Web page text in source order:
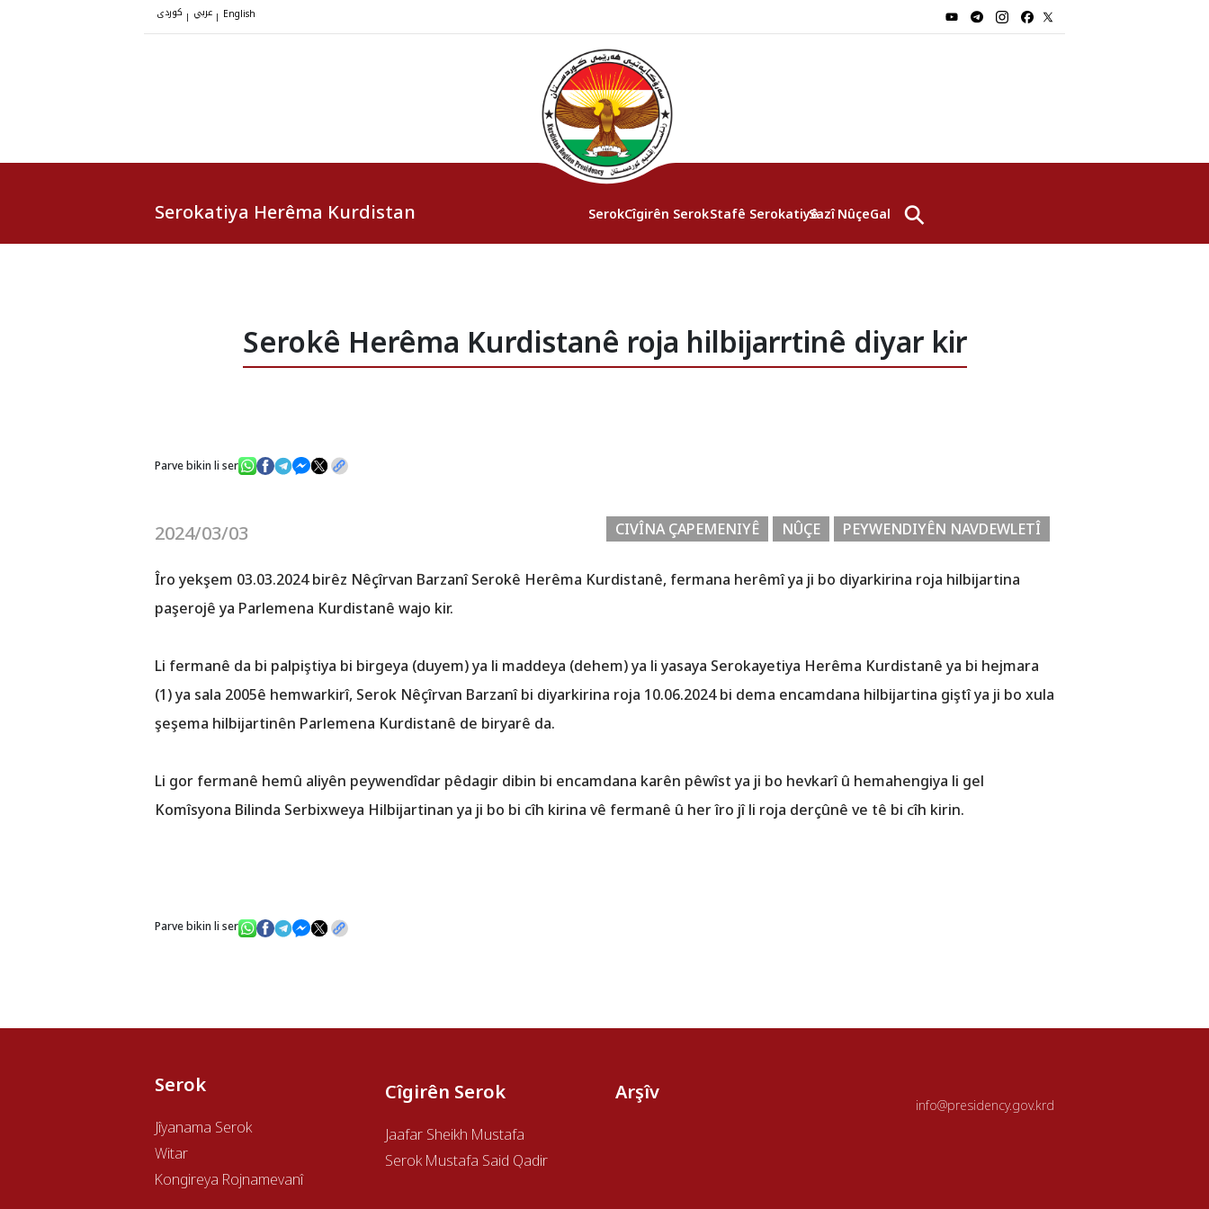
| | English
Serokatiya Herêma Kurdistan SerokCîgirên SerokStafê SerokatiyêSazî NûçeGalerî⚲
Serokê Herêma Kurdistanê roja hilbijarrtinê diyar kir
Parve bikin li ser
2024/03/03 PEYWENDIYÊN NAVDEWLETÎ
NÛÇE
CIVÎNA ÇAPEMENIYÊ
Îro yekşem 03.03.2024 birêz Nêçîrvan Barzanî Serokê Herêma Kurdistanê, fermana herêmî ya ji bo diyarkirina roja hilbijartina
paşerojê ya Parlemena Kurdistanê wajo kir.
Li fermanê da bi palpiştiya bi birgeya (duyem) ya li maddeya (dehem) ya li yasaya Serokayetiya Herêma Kurdistanê ya bi hejmara
(1) ya sala 2005ê hemwarkirî, Serok Nêçîrvan Barzanî bi diyarkirina roja 10.06.2024 bi dema encamdana hilbijartina giştî ya ji bo xula
şeşema hilbijartinên Parlemena Kurdistanê de biryarê da.
Li gor fermanê hemû aliyên peywendîdar pêdagir dibin bi encamdana karên pêwîst ya ji bo hevkarî û hemahengiya li gel
Komîsyona Bilinda Serbixweya Hilbijartinan ya ji bo bi cîh kirina vê fermanê û her îro jî li roja derçûnê ve tê bi cîh kirin.
Parve bikin li ser
Serok
Jîyanama Serok
Witar
Kongireya Rojnamevanî
Cîgirên Serok
Jaafar Sheikh Mustafa
Serok Mustafa Said Qadir
Arşîv
info@presidency.gov.krd